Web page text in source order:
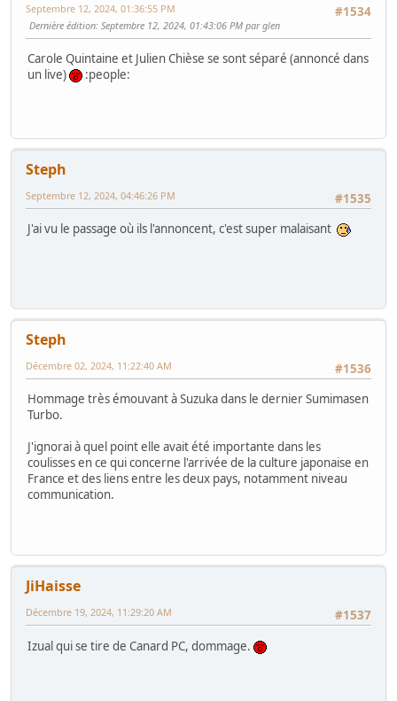
#1534
Septembre 12, 2024, 01:36:55 PM
Dernière édition: Septembre 12, 2024, 01:43:06 PM par glen
Carole Quintaine et Julien Chièse se sont séparé (annoncé dans
un live)
:people:
Steph
#1535
Septembre 12, 2024, 04:46:26 PM
J'ai vu le passage où ils l'annoncent, c'est super malaisant
Steph
#1536
Décembre 02, 2024, 11:22:40 AM
Hommage très émouvant à Suzuka dans le dernier Sumimasen
Turbo.
J'ignorai à quel point elle avait été importante dans les
coulisses en ce qui concerne l'arrivée de la culture japonaise en
France et des liens entre les deux pays, notamment niveau
communication.
JiHaisse
#1537
Décembre 19, 2024, 11:29:20 AM
Izual qui se tire de Canard PC, dommage.